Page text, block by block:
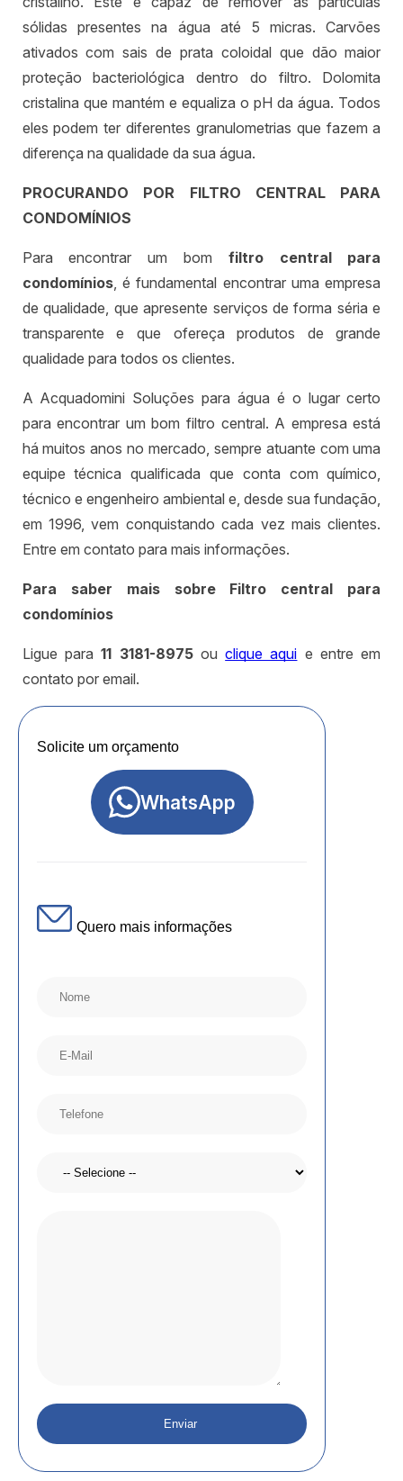
sólidas presentes na água até 5 micras. Carvões
ativados com sais de prata coloidal que dão maior
proteção bacteriológica dentro do filtro. Dolomita
cristalina que mantém e equaliza o pH da água. Todos
eles podem ter diferentes granulometrias que fazem a
diferença na qualidade da sua água.
PROCURANDO POR FILTRO CENTRAL PARA
CONDOMÍNIOS
Para encontrar um bom filtro central para
condomínios, é fundamental encontrar uma empresa
de qualidade, que apresente serviços de forma séria e
transparente e que ofereça produtos de grande
qualidade para todos os clientes.
A Acquadomini Soluções para água é o lugar certo
para encontrar um bom filtro central. A empresa está
há muitos anos no mercado, sempre atuante com uma
equipe técnica qualificada que conta com químico,
técnico e engenheiro ambiental e, desde sua fundação,
em 1996, vem conquistando cada vez mais clientes.
Entre em contato para mais informações.
Para saber mais sobre Filtro central para
condomínios
Ligue para11 3181-8975ouclique aqui e entre em
contato por email.
Solicite um orçamento
WhatsApp
Quero mais informações